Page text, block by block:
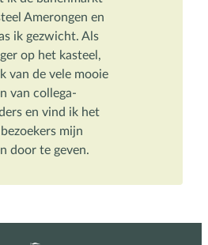
Amerongen en
ik gezwicht. Als
op het kasteel,
van de vele mooie
van collega-
en vind ik het
mijn
door te geven.